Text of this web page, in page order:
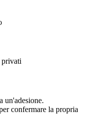
privati
un'adesione.
confermare la propria